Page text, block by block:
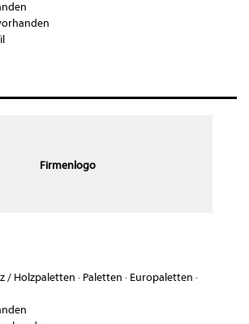
Firmenlogo
/ Holzpaletten · Paletten · Europaletten ·